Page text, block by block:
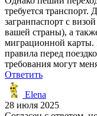
требуется
загранпаспорт с
вашей страны), а
миграционной карты.
правила перед
требования могут
Ответить
Elena
28 июля 2025